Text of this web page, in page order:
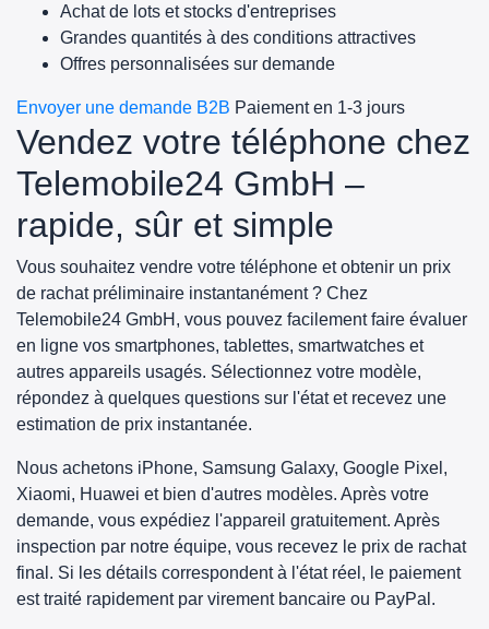
Achat de lots et stocks d'entreprises
Grandes quantités à des conditions attractives
Offres personnalisées sur demande
Envoyer une demande B2B Paiement en 1-3 jours
Vendez votre téléphone chez
Telemobile24 GmbH –
rapide, sûr et simple
Vous souhaitez vendre votre téléphone et obtenir un prix
de rachat préliminaire instantanément ? Chez
Telemobile24 GmbH, vous pouvez facilement faire évaluer
en ligne vos smartphones, tablettes, smartwatches et
autres appareils usagés. Sélectionnez votre modèle,
répondez à quelques questions sur l'état et recevez une
estimation de prix instantanée.
Nous achetons iPhone, Samsung Galaxy, Google Pixel,
Xiaomi, Huawei et bien d'autres modèles. Après votre
demande, vous expédiez l'appareil gratuitement. Après
inspection par notre équipe, vous recevez le prix de rachat
final. Si les détails correspondent à l'état réel, le paiement
est traité rapidement par virement bancaire ou PayPal.